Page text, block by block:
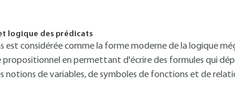
logique des prédicats
est considérée comme la forme moderne de la logique
propositionnel en permettant d'écrire des formules qui
notions de variables, de symboles de fonctions et de